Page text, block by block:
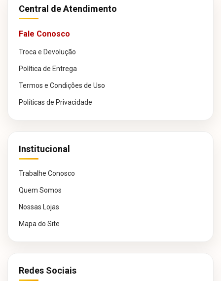
Central de Atendimento
Fale Conosco
Troca e Devolução
Política de Entrega
Termos e Condições de Uso
Políticas de Privacidade
Institucional
Trabalhe Conosco
Quem Somos
Nossas Lojas
Mapa do Site
Redes Sociais